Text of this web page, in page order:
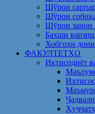
Шўрои
Шўрои
Шӯрои занон
Бахши
Хобгоҳи
ФАКУЛТЕТҲО
Иқтисодиёт